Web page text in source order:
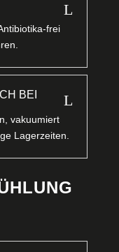
L
frei
BEI
L
vakuumiert
Lagerzeiten.